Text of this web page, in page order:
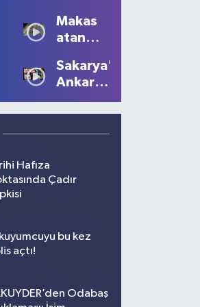
Manzaralar
Oluştu
Tüm
Güzelliğiyle
Devam
Ediyor
Makas
atan
10 bin
lira ceza
Sakarya'dan
Ankara'ya
çağrısı
Hafıza
Çadır
bu kez
açtı!
Odabaş